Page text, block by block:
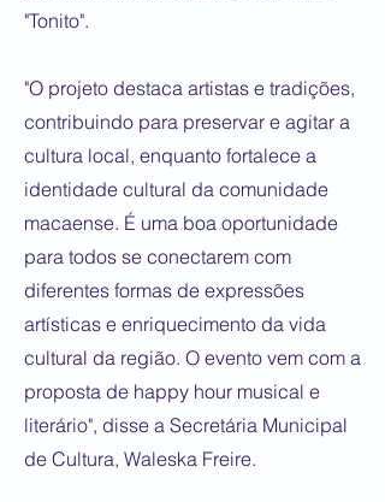
"Tonito".
"O projeto destaca artistas e tradições,
contribuindo para preservar e agitar a
cultura local, enquanto fortalece a
identidade cultural da comunidade
macaense. É uma boa oportunidade
para todos se conectarem com
diferentes formas de expressões
artísticas e enriquecimento da vida
cultural da região. O evento vem com a
proposta de happy hour musical e
literário", disse a Secretária Municipal
de Cultura, Waleska Freire.